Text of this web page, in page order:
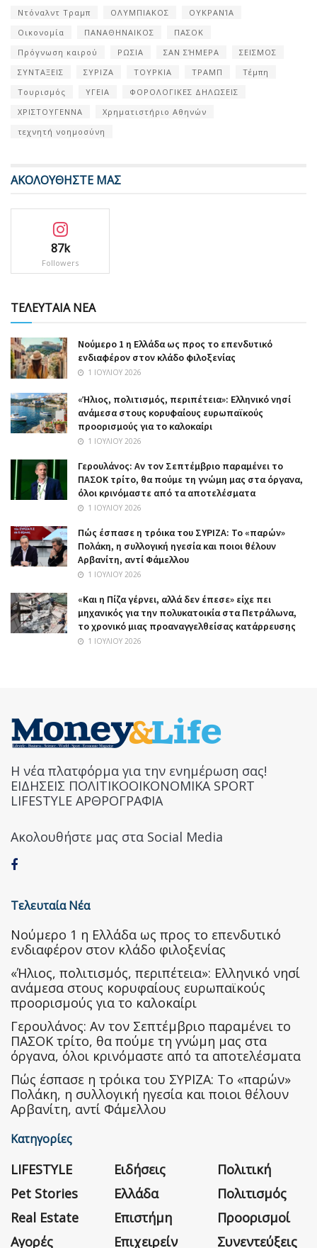
Ντόναλντ Τραμπ
ΟΛΥΜΠΙΑΚΟΣ
ΟΥΚΡΑΝΊΑ
Οικονομία
ΠΑΝΑΘΗΝΑΙΚΟΣ
ΠΑΣΟΚ
Πρόγνωση καιρού
ΡΩΣΙΑ ΣΑΝ ΣΉΜΕΡΑ
ΣΕΙΣΜΟΣ
ΣΥΝΤΑΞΕΙΣ
ΣΥΡΙΖΑ ΤΟΥΡΚΙΑ ΤΡΑΜΠ
Τέμπη
Τουρισμός
ΥΓΕΙΑ
ΦΟΡΟΛΟΓΙΚΕΣ ΔΗΛΩΣΕΙΣ
ΧΡΙΣΤΟΥΓΕΝΝΑ
Χρηματιστήριο Αθηνών
τεχνητή νοημοσύνη
ΑΚΟΛΟΥΘΗΣΤΕ ΜΑΣ
87k
Followers
ΤΕΛΕΥΤΑΙΑ ΝΕΑ
Nούμερο 1 η Ελλάδα ως προς το επενδυτικό
ενδιαφέρον στον κλάδο φιλοξενίας
1 ΙΟΥΛΊΟΥ 2026
«Ήλιος, πολιτισμός, περιπέτεια»: Ελληνικό νησί
ανάμεσα στους κορυφαίους ευρωπαϊκούς
προορισμούς για το καλοκαίρι
1 ΙΟΥΛΊΟΥ 2026
Γερουλάνος: Αν τον Σεπτέμβριο παραμένει το
ΠΑΣΟΚ τρίτο, θα πούμε τη γνώμη μας στα όργανα,
όλοι κρινόμαστε από τα αποτελέσματα
1 ΙΟΥΛΊΟΥ 2026
Πώς έσπασε η τρόικα του ΣΥΡΙΖΑ: Το «παρών»
Πολάκη, η συλλογική ηγεσία και ποιοι θέλουν
Αρβανίτη, αντί Φάμελλου
1 ΙΟΥΛΊΟΥ 2026
«Και η Πίζα γέρνει, αλλά δεν έπεσε» είχε πει
μηχανικός για την πολυκατοικία στα Πετράλωνα,
το χρονικό μιας προαναγγελθείσας κατάρρευσης
1 ΙΟΥΛΊΟΥ 2026
Η νέα πλατφόρμα για την ενημέρωση σας!
ΕΙΔΗΣΕΙΣ ΠΟΛΙΤΙΚΟΟΙΚΟΝΟΜΙΚΑ SPORT
LIFESTYLE ΑΡΘΡΟΓΡΑΦΙΑ
Ακολουθήστε μας στα Social Media
Τελευταία Νέα
Nούμερο 1 η Ελλάδα ως προς το επενδυτικό
ενδιαφέρον στον κλάδο φιλοξενίας
«Ήλιος, πολιτισμός, περιπέτεια»: Ελληνικό νησί
ανάμεσα στους κορυφαίους ευρωπαϊκούς
προορισμούς για το καλοκαίρι
Γερουλάνος: Αν τον Σεπτέμβριο παραμένει το
ΠΑΣΟΚ τρίτο, θα πούμε τη γνώμη μας στα
όργανα, όλοι κρινόμαστε από τα αποτελέσματα
Πώς έσπασε η τρόικα του ΣΥΡΙΖΑ: Το «παρών»
Πολάκη, η συλλογική ηγεσία και ποιοι θέλουν
Αρβανίτη, αντί Φάμελλου
Κατηγορίες
LIFESTYLE
Pet Stories
Real Estate
Αγορές
Ειδήσεις
Ελλάδα
Επιστήμη
Επιχειρείν
Πολιτική
Πολιτισμός
Προορισμοί
Συνεντεύξεις